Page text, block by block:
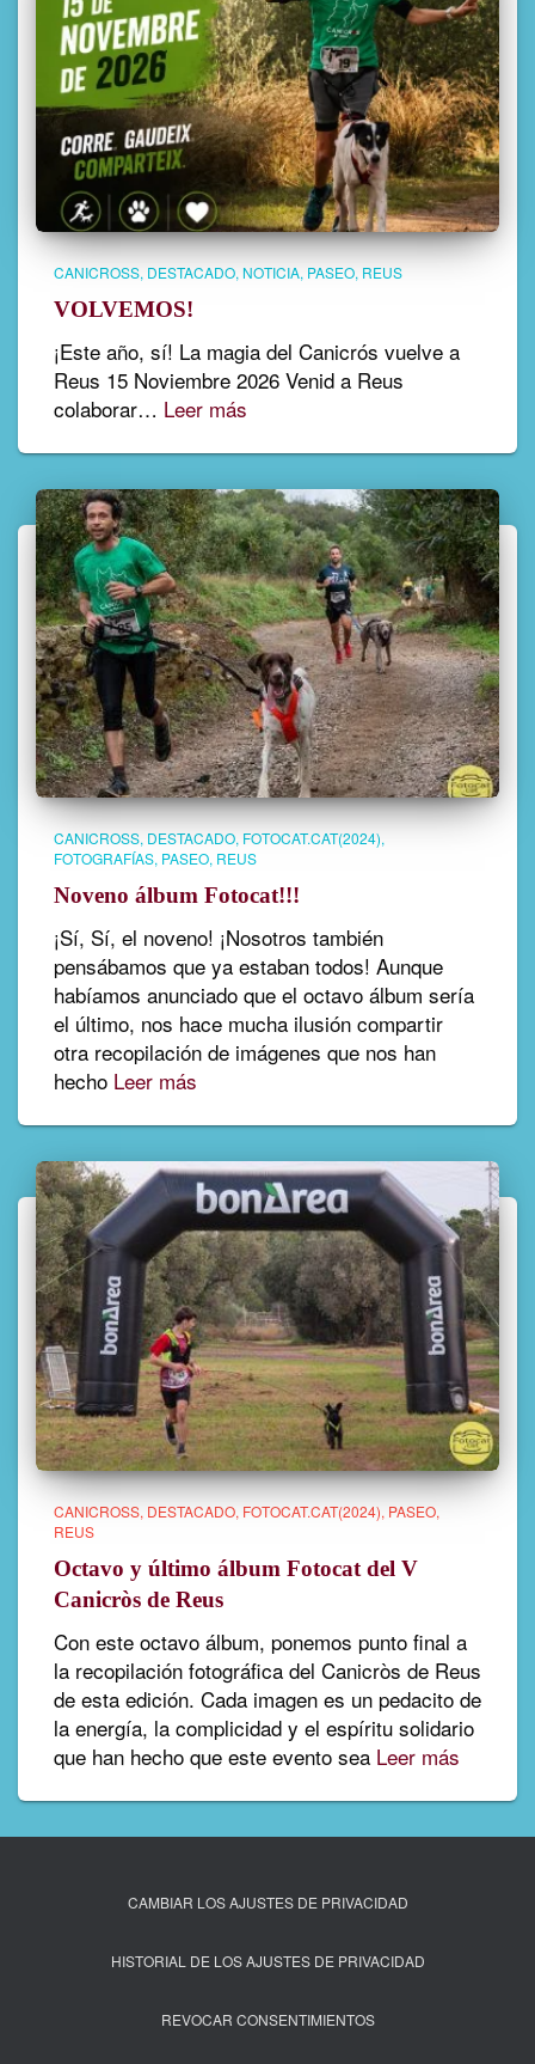
CANICROSS DESTACADO NOTICIA PASEO REUS
VOLVEMOS!
¡Este año, sí! La magia del Canicrós vuelve a
Reus 15 Noviembre 2026 Venid a Reus
colaborar… Leer más
CANICROSS DESTACADO FOTOCAT.CAT(2024)
FOTOGRAFÍAS PASEO REUS
Noveno álbum Fotocat!!!
¡Sí, Sí, el noveno! ¡Nosotros también
pensábamos que ya estaban todos! Aunque
habíamos anunciado que el octavo álbum sería
el último, nos hace mucha ilusión compartir
otra recopilación de imágenes que nos han
hecho Leer más
CANICROSS DESTACADO FOTOCAT.CAT(2024) PASEO
REUS
Octavo y último álbum Fotocat del V
Canicròs de Reus
Con este octavo álbum, ponemos punto final a
la recopilación fotográfica del Canicròs de Reus
de esta edición. Cada imagen es un pedacito de
la energía, la complicidad y el espíritu solidario
que han hecho que este evento sea Leer más
CAMBIAR LOS AJUSTES DE PRIVACIDAD
HISTORIAL DE LOS AJUSTES DE PRIVACIDAD
REVOCAR CONSENTIMIENTOS